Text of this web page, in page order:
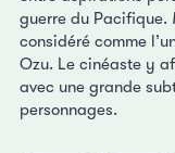
guerre du Pacifique.
considéré comme
Ozu. Le cinéaste y
avec une grande
personnages.